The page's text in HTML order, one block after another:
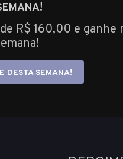
R$ 160,00 e ganhe
DESTA SEMANA!